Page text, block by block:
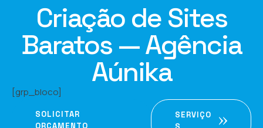
Criação de Sites
Baratos — Agência
Aúnika
[grp_bloco]
SOLICITAR
SERVIÇO